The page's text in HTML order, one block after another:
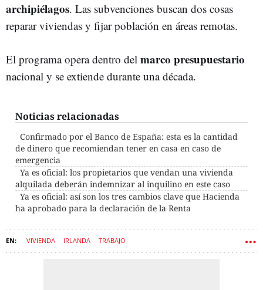
archipiélagos. Las subvenciones buscan dos cosas
reparar viviendas y fijar población en áreas remotas.
El programa opera dentro del marco presupuestario
nacional y se extiende durante una década.
Noticias relacionadas
Confirmado por el Banco de España: esta es la cantidad
de dinero que recomiendan tener en casa en caso de
emergencia
Ya es oficial: los propietarios que vendan una vivienda
alquilada deberán indemnizar al inquilino en este caso
Ya es oficial: así son los tres cambios clave que Hacienda
ha aprobado para la declaración de la Renta
VIVIENDA IRLANDA TRABAJO